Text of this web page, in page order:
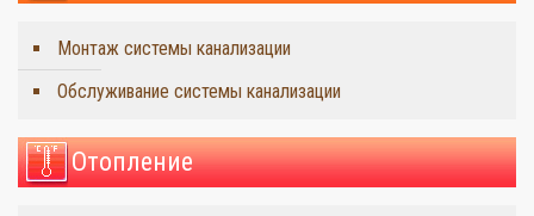
Монтаж системы канализации
Обслуживание системы канализации
Отопление